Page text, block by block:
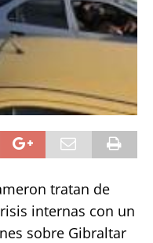
tratan de
internas con un
sobre Gibraltar